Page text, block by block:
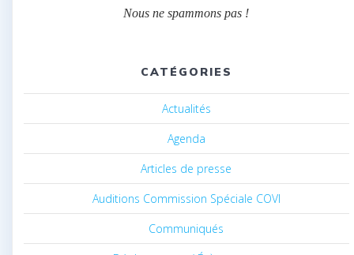
Nous ne spammons pas !
CATÉGORIES
Actualités
Agenda
Articles de presse
Auditions Commission Spéciale COVI
Communiqués